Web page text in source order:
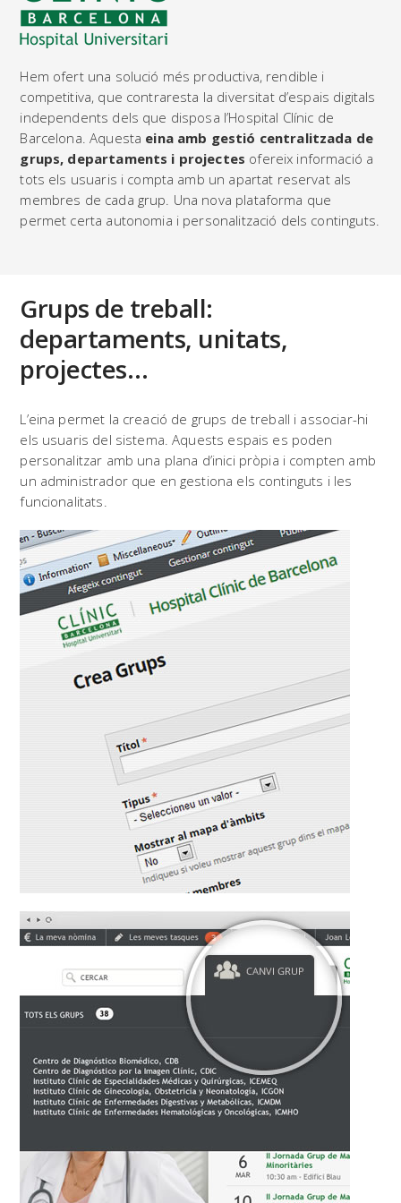
Hem ofert una solució més productiva, rendible i
competitiva, que contraresta la diversitat d’espais digitals
independents dels que disposa l’Hospital Clínic de
Barcelona. Aquesta eina amb gestió centralitzada de
grups, departaments i projectes ofereix informació a
tots els usuaris i compta amb un apartat reservat als
membres de cada grup. Una nova plataforma que
permet certa autonomia i personalització dels continguts.
Grups de treball:
departaments, unitats,
projectes…
L’eina permet la creació de grups de treball i associar-hi
els usuaris del sistema. Aquests espais es poden
personalitzar amb una plana d’inici pròpia i compten amb
un administrador que en gestiona els continguts i les
funcionalitats.